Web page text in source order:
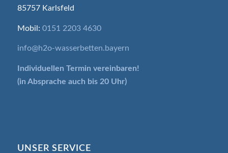
85757 Karlsfeld
Mobil: 0151 2203 4630
info@h2o-wasserbetten.bayern
Individuellen Termin vereinbaren!
(in Absprache auch bis 20 Uhr)
UNSER SERVICE